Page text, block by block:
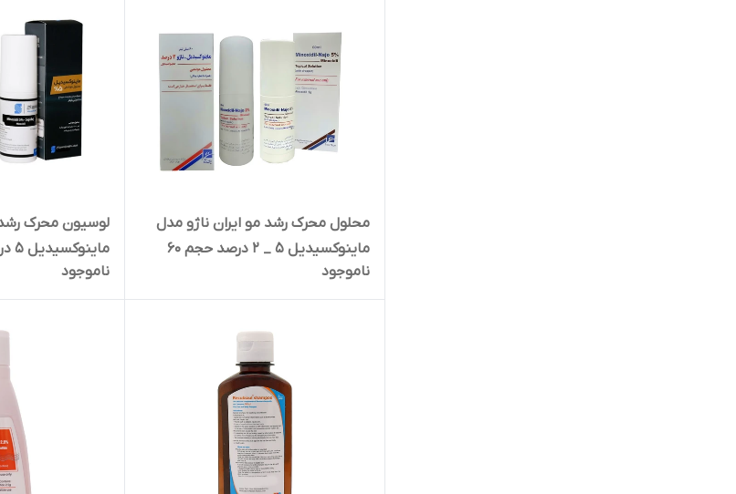
محلول محرک رشد مو ایران ناژو مدل
ماینوکسیدیل 5 _ 2 درصد حجم 60
میلی لیتر بسته 2 عددی
ناموجود
لوسیون محرک
لیتر بسته 2 عددی
ناموجود